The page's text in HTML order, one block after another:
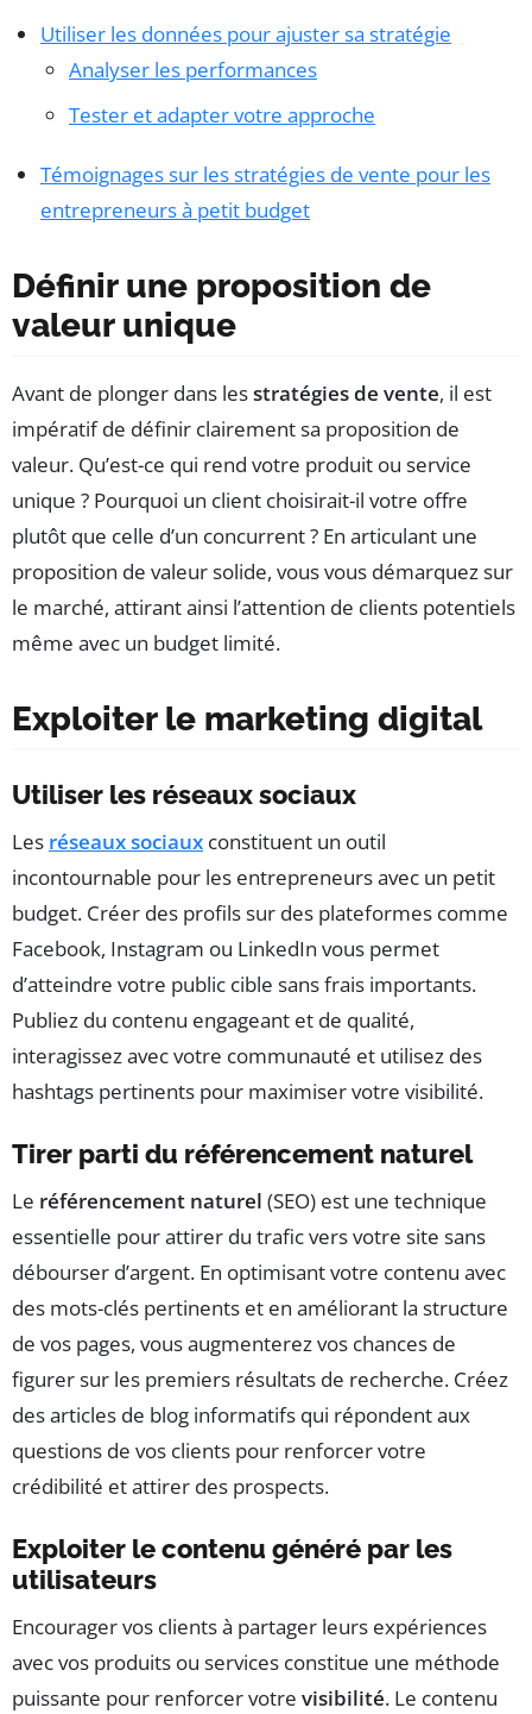
Utiliser les données pour ajuster sa stratégie
Analyser les performances
Tester et adapter votre approche
Témoignages sur les stratégies de vente pour les
entrepreneurs à petit budget
Définir une proposition de
valeur unique
Avant de plonger dans lesstratégies de vente, il est
impératif de définir clairement sa proposition de
valeur. Qu’est-ce qui rend votre produit ou service
unique ? Pourquoi un client choisirait-il votre offre
plutôt que celle d’un concurrent ? En articulant une
proposition de valeur solide, vous vous démarquez sur
le marché, attirant ainsi l’attention de clients potentiels
même avec un budget limité.
Exploiter le marketing digital
Utiliser les réseaux sociaux
Les réseaux sociaux constituent un outil
incontournable pour les entrepreneurs avec un petit
budget. Créer des profils sur des plateformes comme
Facebook, Instagram ou LinkedIn vous permet
d’atteindre votre public cible sans frais importants.
Publiez du contenu engageant et de qualité,
interagissez avec votre communauté et utilisez des
hashtags pertinents pour maximiser votre visibilité.
Tirer parti du référencement naturel
Le référencement naturel (SEO) est une technique
essentielle pour attirer du trafic vers votre site sans
débourser d’argent. En optimisant votre contenu avec
des mots-clés pertinents et en améliorant la structure
de vos pages, vous augmenterez vos chances de
figurer sur les premiers résultats de recherche. Créez
des articles de blog informatifs qui répondent aux
questions de vos clients pour renforcer votre
crédibilité et attirer des prospects.
Exploiter le contenu généré par les
utilisateurs
Encourager vos clients à partager leurs expériences
avec vos produits ou services constitue une méthode
puissante pour renforcer votre visibilité. Le contenu